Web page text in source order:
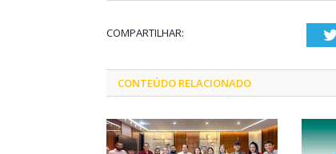
COMPARTILHAR:
CONTEÚDO RELACIONADO